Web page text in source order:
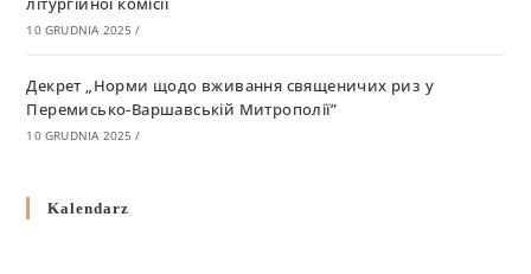
10 GRUDNIA 2025 /
Декрет „Норми щодо вживання священичих риз у
Перемисько-Варшавській Митрополії”
10 GRUDNIA 2025 /
григоріанським календарем
Kalendarz